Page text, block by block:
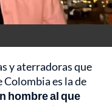
y aterradoras que
es la de
hombre al que